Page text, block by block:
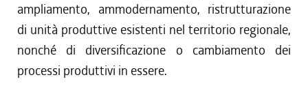
ampliamento, ammodernamento, ristrutturazione
di unità produttive esistenti nel territorio regionale,
nonché di diversificazione o cambiamento dei
processi produttivi in essere.